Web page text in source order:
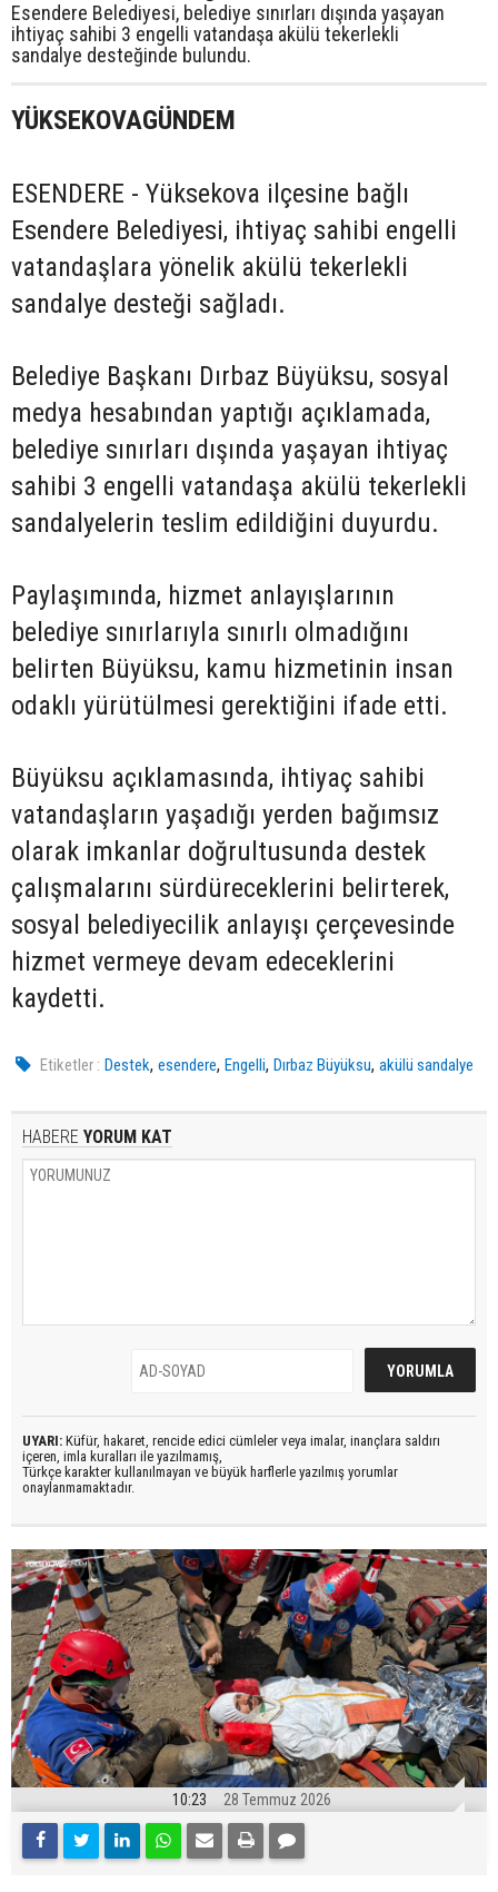
Esendere Belediyesi, belediye sınırları dışında yaşayan
ihtiyaç sahibi 3 engelli vatandaşa akülü tekerlekli
sandalye desteğinde bulundu.
YÜKSEKOVAGÜNDEM
ESENDERE - Yüksekova ilçesine bağlı
Esendere Belediyesi, ihtiyaç sahibi engelli
vatandaşlara yönelik akülü tekerlekli
sandalye desteği sağladı.
Belediye Başkanı Dırbaz Büyüksu, sosyal
medya hesabından yaptığı açıklamada,
belediye sınırları dışında yaşayan ihtiyaç
sahibi 3 engelli vatandaşa akülü tekerlekli
sandalyelerin teslim edildiğini duyurdu.
Paylaşımında, hizmet anlayışlarının
belediye sınırlarıyla sınırlı olmadığını
belirten Büyüksu, kamu hizmetinin insan
odaklı yürütülmesi gerektiğini ifade etti.
Büyüksu açıklamasında, ihtiyaç sahibi
vatandaşların yaşadığı yerden bağımsız
olarak imkanlar doğrultusunda destek
çalışmalarını sürdüreceklerini belirterek,
sosyal belediyecilik anlayışı çerçevesinde
hizmet vermeye devam edeceklerini
kaydetti.
Etiketler : Destek,esendere,Engelli,Dırbaz Büyüksu,akülü sandalye
HABERE YORUM KAT
UYARI: Küfür, hakaret, rencide edici cümleler veya imalar, inançlara saldırı
içeren, imla kuralları ile yazılmamış,
Türkçe karakter kullanılmayan ve büyük harflerle yazılmış yorumlar
onaylanmamaktadır.
10:23 28 Temmuz 2026